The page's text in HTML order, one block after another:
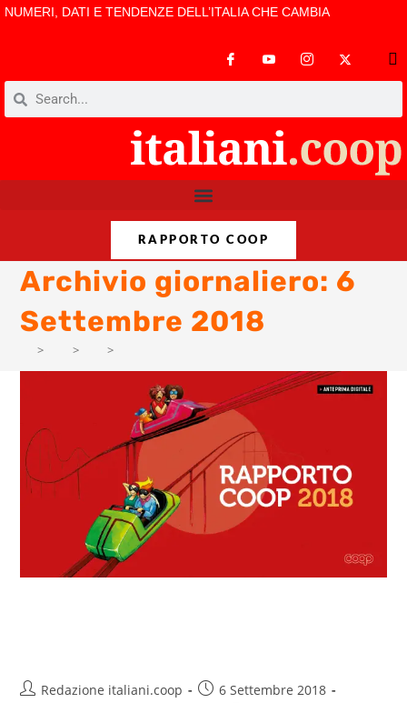
NUMERI, DATI E TENDENZE DELL’ITALIA CHE CAMBIA
RAPPORTO COOP
Archivio giornaliero: 6
Settembre 2018
> > >
Redazione italiani.coop
6 Settembre 2018